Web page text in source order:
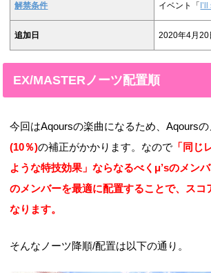
解禁条件 イベント「
追加日 2020年4月20
EX/MASTERノーツ配置順
今回はAqoursの楽曲になるため、Aqoursの
(10％)の補正がかかります。なので 「同じ
ような特技効果」ならなるべくμ’sのメン
のメンバーを最適に配置することで、スコ
なります。
そんなノーツ降順/配置は以下の通り。